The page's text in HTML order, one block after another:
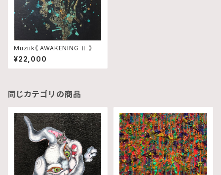
Muziik《 AWAKENING Ⅱ 》
¥22,000
同じカテゴリの商品